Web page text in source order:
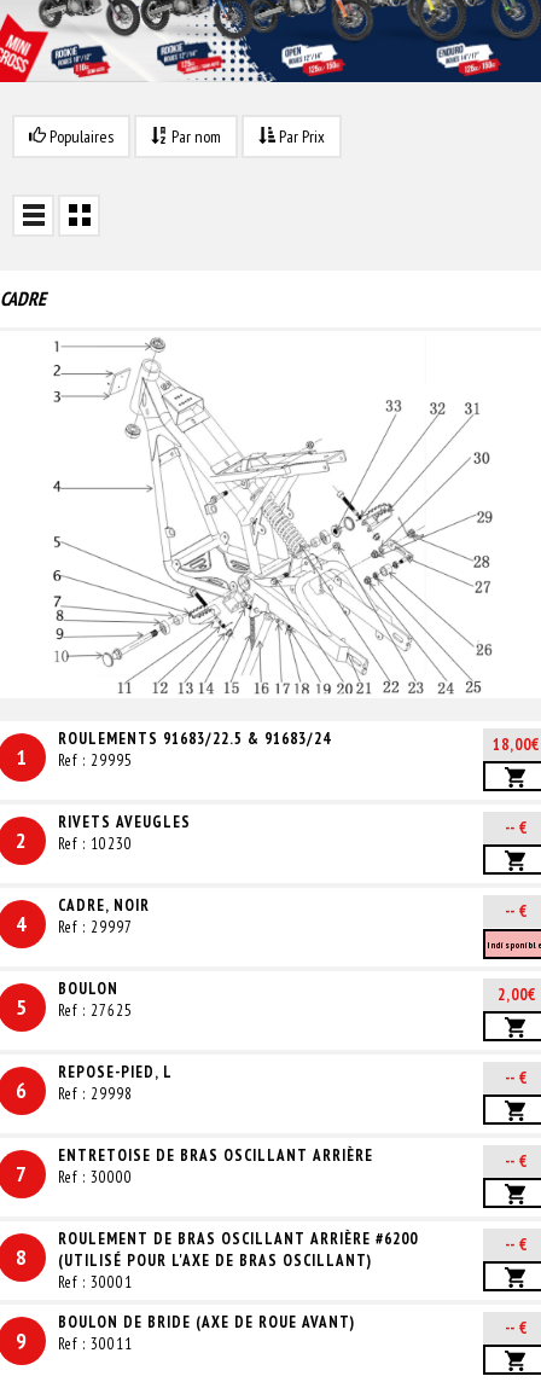
Populaires Par nom Par Prix
CADRE
1
ROULEMENTS 91683/22.5 & 91683/24
Ref : 29995
18,00€
2
RIVETS AVEUGLES
Ref : 10230
-- €
4
CADRE, NOIR
Ref : 29997
-- €
5
BOULON
Ref : 27625
2,00€
6
REPOSE-PIED, L
Ref : 29998
-- €
7
ENTRETOISE DE BRAS OSCILLANT ARRIÈRE
Ref : 30000
-- €
8
ROULEMENT DE BRAS OSCILLANT ARRIÈRE #6200
(UTILISÉ POUR L'AXE DE BRAS OSCILLANT)
Ref : 30001
-- €
9
BOULON DE BRIDE (AXE DE ROUE AVANT)
Ref : 30011
-- €